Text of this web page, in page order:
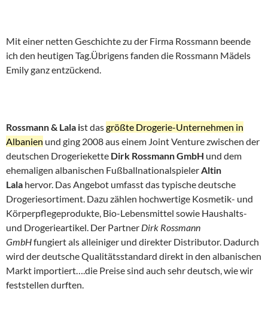
Mit einer netten Geschichte zu der Firma Rossmann beende
ich den heutigen Tag.Übrigens fanden die Rossmann Mädels
Emily ganz entzückend.
Rossmann & Lala ist dasgrößte Drogerie-Unternehmen in
Albanien und ging 2008 aus einem Joint Venture zwischen der
deutschen Drogeriekette Dirk Rossmann GmbH und dem
ehemaligen albanischen FußballnationalspielerAltin
Lala hervor. Das Angebot umfasst das typische deutsche
Drogeriesortiment. Dazu zählen hochwertige Kosmetik- und
Körperpflegeprodukte, Bio-Lebensmittel sowie Haushalts-
und Drogerieartikel. Der Partner Dirk Rossmann
GmbHfungiert als alleiniger und direkter Distributor. Dadurch
wird der deutsche Qualitätsstandard direkt in den albanischen
Markt importiert….die Preise sind auch sehr deutsch, wie wir
feststellen durften.